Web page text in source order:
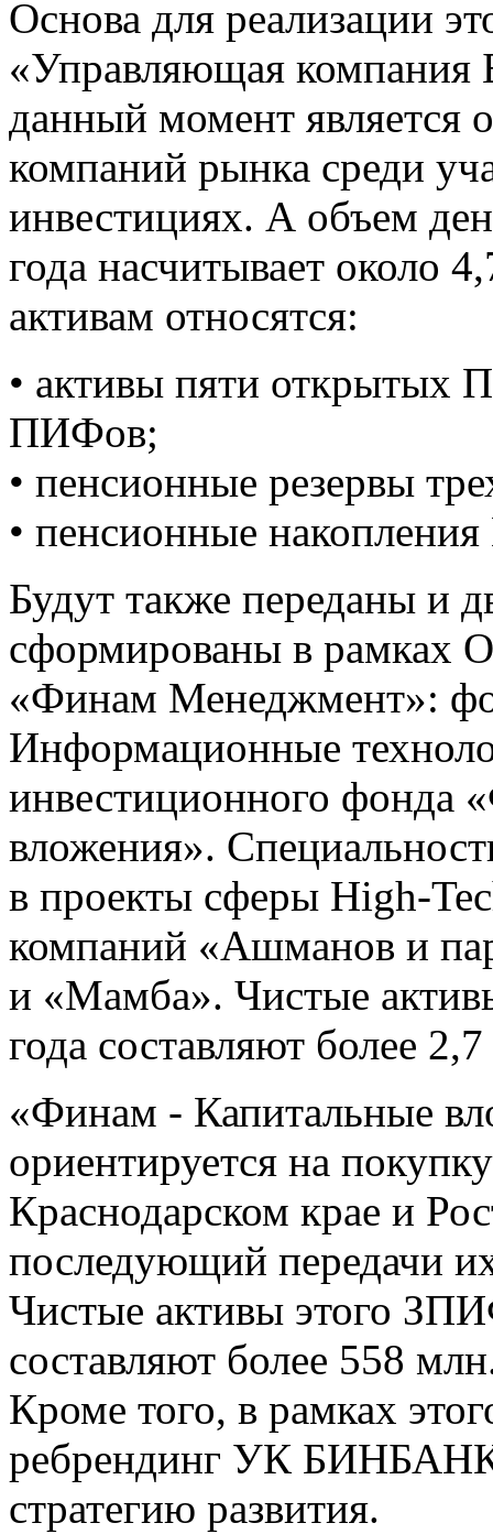
Основа для реализации
«Управляющая
данный момент является
компаний рынка среди
инвестициях. А объем
года насчитывает около
активам относятся:
• активы пяти открытых
ПИФов;
• пенсионные резервы
• пенсионные
Будут также переданы и
сформированы в рамках
«Финам Менеджмент»:
Информационные
инвестиционного фонда
вложения».
в проекты сферы High-
компаний «Ашманов и
и «Мамба». Чистые
года составляют более
«Финам - Капитальные
ориентируется на
Краснодарском крае и
последующий передачи
Чистые активы этого
составляют более 558
Кроме того, в рамках
ребрендинг УК
стратегию развития.